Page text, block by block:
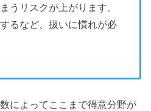
うリスクが上がります。
るなど、扱いに慣れが必
によってここまで得意分野が